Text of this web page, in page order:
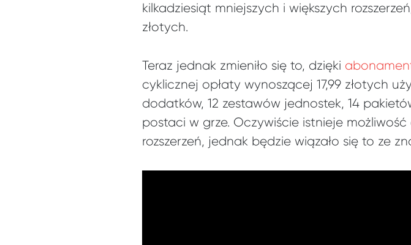
kilkadziesiąt mniejszych i większych
złotych.
Teraz jednak zmieniło się to, dzięki
cyklicznej opłaty wynoszącej 17,99 złotych
dodatków, 12 zestawów jednostek, 14
postaci w grze. Oczywiście istnieje
rozszerzeń, jednak będzie wiązało się to ze